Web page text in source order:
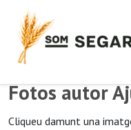
Fotos autor
Cliqueu damunt una